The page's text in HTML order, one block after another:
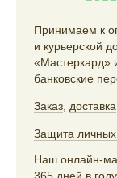
Принимаем к
и курьерской
банковские
Заказ доставка
Защита
Наш онлайн-
365 дней в